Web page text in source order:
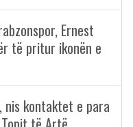
Ernest
të pritur ikonën e
nis kontaktet e para